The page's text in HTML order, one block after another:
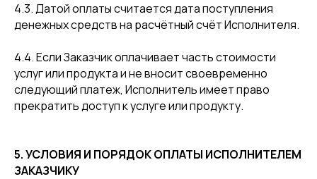
4.3. Датой оплаты считается дата поступления
денежных средств на расчётный счёт Исполнителя.
4.4. Если Заказчик оплачивает часть стоимости
услуг или продукта и не вносит своевременно
следующий платеж, Исполнитель имеет право
прекратить доступ к услуге или продукту.
5. УСЛОВИЯ И ПОРЯДОК ОПЛАТЫ ИСПОЛНИТЕЛЕМ
ЗАКАЗЧИКУ